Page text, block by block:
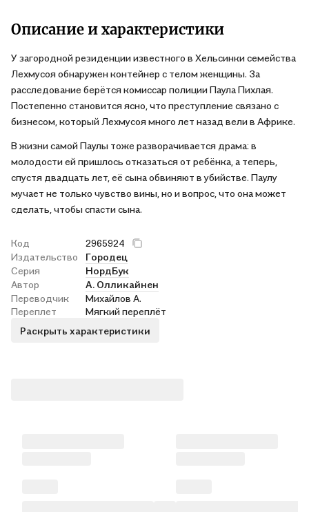
будет продолжение, где раскроются её личные тайны. Буду
Описание и характеристики
У загородной резиденции известного в Хельсинки семейства
Лехмусоя обнаружен контейнер с телом женщины. За
расследование берётся комиссар полиции Паула Пихлая.
Постепенно становится ясно, что преступление связано с
бизнесом, который Лехмусоя много лет назад вели в Африке.
В жизни самой Паулы тоже разворачивается драма: в
молодости ей пришлось отказаться от ребёнка, а теперь,
спустя двадцать лет, её сына обвиняют в убийстве. Паулу
мучает не только чувство вины, но и вопрос, что она может
сделать, чтобы спасти сына.
Код
2965924
Издательство
Городец
Серия
НордБук
Автор
А. Олликайнен
Переводчик
Михайлов А.
Переплет
Мягкий переплёт
Раскрыть характеристики